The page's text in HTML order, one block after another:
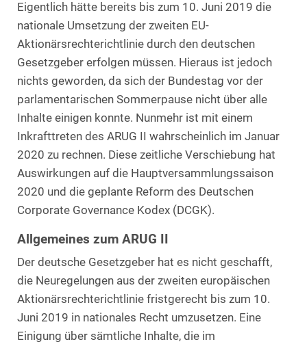
Eigentlich hätte bereits bis zum 10. Juni 2019 die
nationale Umsetzung der zweiten EU-
Aktionärsrechterichtlinie durch den deutschen
Gesetzgeber erfolgen müssen. Hieraus ist jedoch
nichts geworden, da sich der Bundestag vor der
parlamentarischen Sommerpause nicht über alle
Inhalte einigen konnte. Nunmehr ist mit einem
Inkrafttreten des ARUG II wahrscheinlich im Januar
2020 zu rechnen. Diese zeitliche Verschiebung hat
Auswirkungen auf die Hauptversammlungssaison
2020 und die geplante Reform des Deutschen
Corporate Governance Kodex (DCGK).
Allgemeines zum ARUG II
Der deutsche Gesetzgeber hat es nicht geschafft,
die Neuregelungen aus der zweiten europäischen
Aktionärsrechterichtlinie fristgerecht bis zum 10.
Juni 2019 in nationales Recht umzusetzen. Eine
Einigung über sämtliche Inhalte, die im